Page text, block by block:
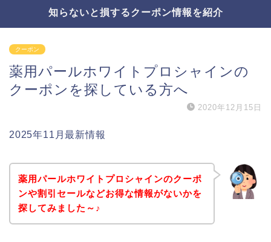
知らないと損するクーポン情報を紹介
クーポン
薬用パールホワイトプロシャインの
クーポンを探している方へ
2020年12月15日
2025年11月最新情報
薬用パールホワイトプロシャインのクーポ
ンや割引セールなどお得な情報がないかを
探してみました～♪